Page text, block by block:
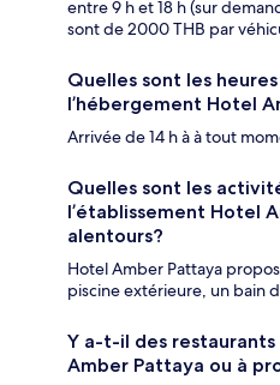
entre 9 h et 18 h (sur
sont de 2000 THB par
Quelles sont les
l’hébergement Hotel
Arrivée de 14 h à à tout
Quelles sont les
l’établissement Hotel
alentours?
Hotel Amber Pattaya
piscine extérieure, un bain
Y a-t-il des
Amber Pattaya ou à